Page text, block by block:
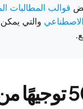
قوالب المطالبات
والتي يمكن
أفضل 50 توجيهًا